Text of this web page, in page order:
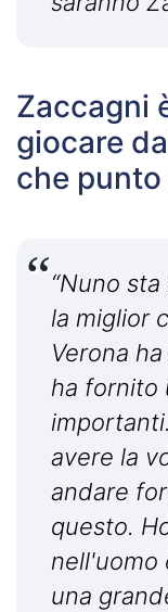
Zaccagni
giocare
che punto
“Nuno
la miglior
Verona
ha fornito
avere la
andare
questo.
nell'uomo
una